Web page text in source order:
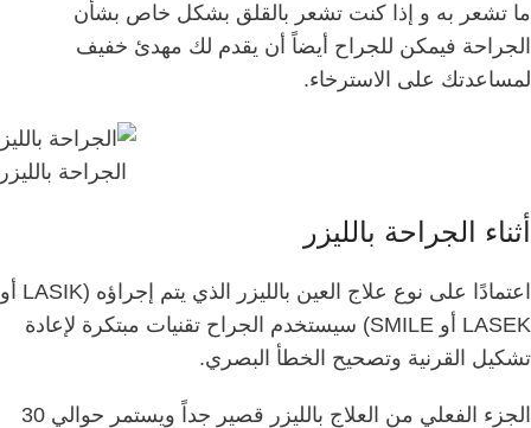
ما تشعر به و إذا كنت تشعر بالقلق بشكل خاص بشأن
الجراحة فيمكن للجراح أيضاً أن يقدم لك مهدئ خفيف
لمساعدتك على الاسترخاء.
الجراحة بالليزر
أثناء الجراحة بالليزر
اعتمادًا على نوع علاج العين بالليزر الذي يتم إجراؤه (LASIK أو
LASEK أو SMILE) سيستخدم الجراح تقنيات مبتكرة لإعادة
تشكيل القرنية وتصحيح الخطأ البصري.
الجزء الفعلي من العلاج بالليزر قصير جداً ويستمر حوالي 30